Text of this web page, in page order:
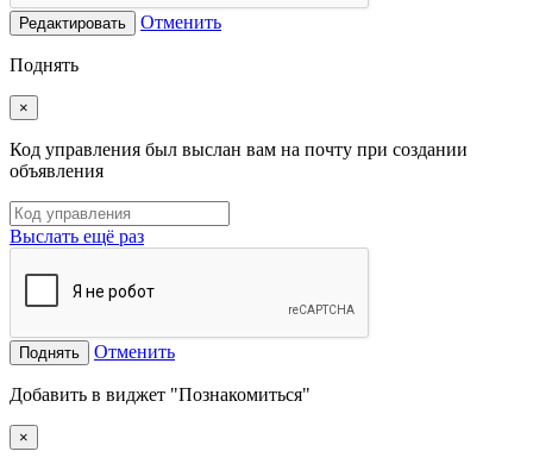
Редактировать Отменить
Поднять
×
Код управления был выслан вам на почту при создании
объявления
Выслать ещё раз
Поднять Отменить
Добавить в виджет "Познакомиться"
×